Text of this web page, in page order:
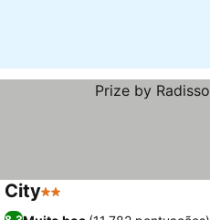
City2 Estrelas